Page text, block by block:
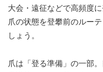
大会・遠征などで高頻度
爪の状態を登攀前のルー
しょう。
爪は「登る準備」の一部